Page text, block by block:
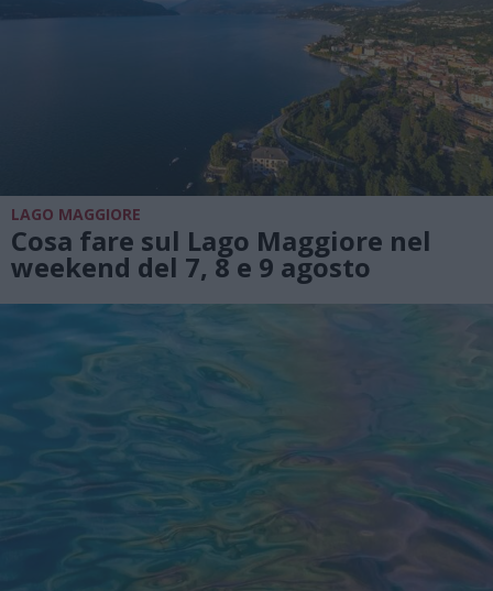
LAGO MAGGIORE
Cosa fare sul Lago Maggiore nel
weekend del 7, 8 e 9 agosto